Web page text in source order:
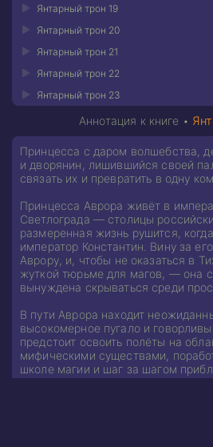
Янтарный трон 19
Янтарный трон 20
Янтарный трон 21
Янтарный трон 22
Янтарный трон 23
Аннотация к книге •
Принцесса с даром волшебства,
и дворянин, лишившийся своей
связать их и превратить в одну
Принцесса Аврора живёт в
Светлограда — столицы
размеренная жизнь рушится, когда
император Константин. Вину за
Аврору, и, чтобы не оказаться в
жуткой тюрьме для магов, — она
вынуждена скрываться среди
В пути Аврора находит
высокомерное пугало и
предстоит освоить полёты на
мифическими существами,
школе магии и шаг за шагом
тайны гибели отца.